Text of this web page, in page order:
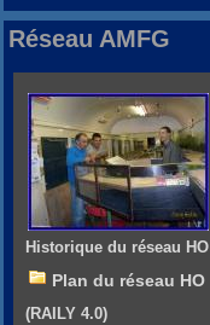
Réseau AMFG
Historique du réseau HO
Plan du réseau HO
(RAILY 4.0)